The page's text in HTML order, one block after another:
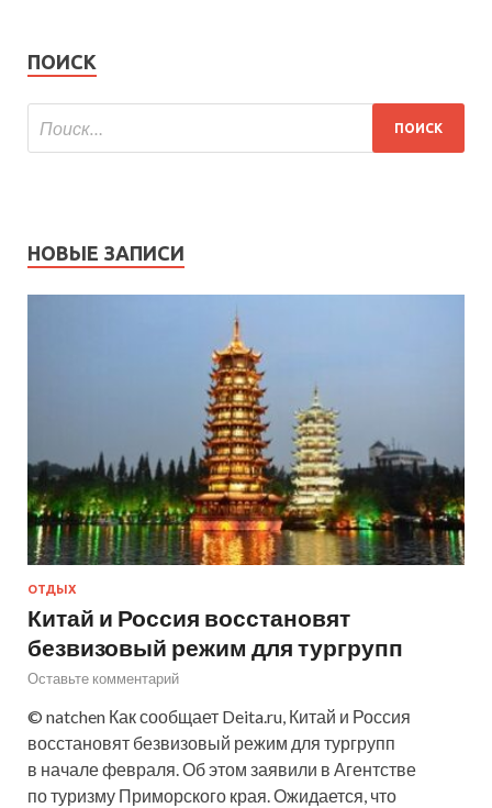
ПОИСК
НОВЫЕ ЗАПИСИ
ОТДЫХ
Китай и Россия восстановят
безвизовый режим для тургрупп
Оставьте комментарий
© natchen Как сообщает Deita.ru, Китай и Россия
восстановят безвизовый режим для тургрупп
в начале февраля. Об этом заявили в Агентстве
по туризму Приморского края. Ожидается, что